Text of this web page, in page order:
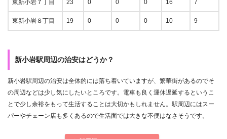
東新小岩７丁目 23 0 0 0 16 7
東新小岩８丁目 19 0 0 0 10 9
新小岩駅周辺の治安はどうか？
新小岩駅周辺の治安は全体的には落ち着いていますが、繁華街があるのでそ
の周辺などは少し気にしたいところです。電車も良く運休遅延するというこ
とで少し余裕をもって生活することは大切かもしれません。駅周辺にはスー
パーやチェーン店も多くあるので生活面では大きな不便はなさそうです。